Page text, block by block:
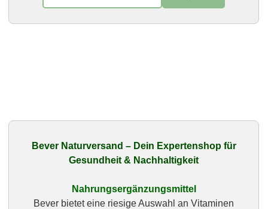
Bever Naturversand – Dein Expertenshop für
Gesundheit & Nachhaltigkeit
Nahrungsergänzungsmittel
Bever bietet eine riesige Auswahl an Vitaminen